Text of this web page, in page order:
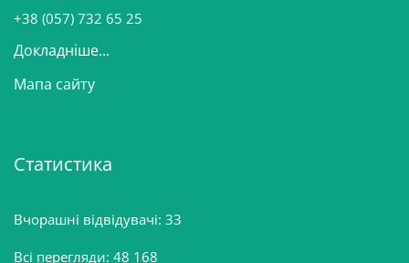
+38 (057) 732 65 25
Докладніше...
Мапа сайту
Статистика
Вчорашні відвідувачі: 33
Всі перегляди: 48 168